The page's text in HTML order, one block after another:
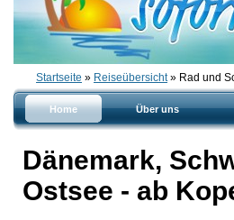
Startseite » Reiseübersicht» Rad und
Home Über uns
Dänemark,
Ostsee - ab